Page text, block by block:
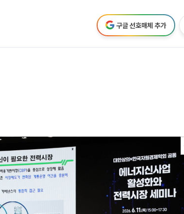
구글 선호매체 추가